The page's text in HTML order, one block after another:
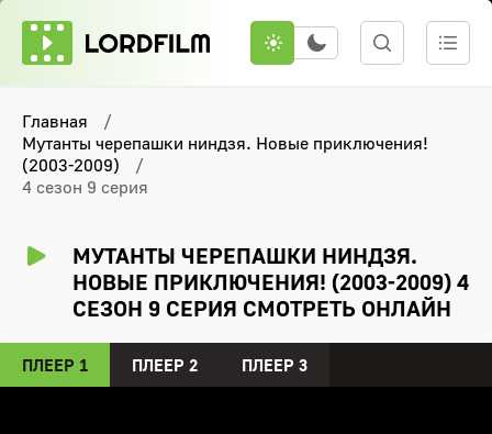
Главная
Мутанты черепашки ниндзя. Новые приключения!
(2003-2009)
4 сезон 9 серия
МУТАНТЫ ЧЕРЕПАШКИ НИНДЗЯ.
НОВЫЕ ПРИКЛЮЧЕНИЯ! (2003-2009) 4
СЕЗОН 9 СЕРИЯ СМОТРЕТЬ ОНЛАЙН
ПЛЕЕР 1 ПЛЕЕР 2 ПЛЕЕР 3